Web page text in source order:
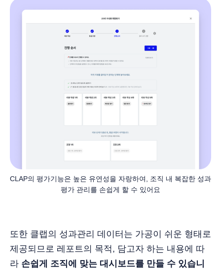
CLAP의 평가기능은 높은 유연성을 자랑하여, 조직 내 복잡한 성과
평가 관리를 손쉽게 할 수 있어요
또한 클랩의 성과관리 데이터는 가공이 쉬운 형태로
제공되므로 레포트의 목적, 담고자 하는 내용에 따
라 손쉽게 조직에 맞는 대시보드를 만들 수 있습니